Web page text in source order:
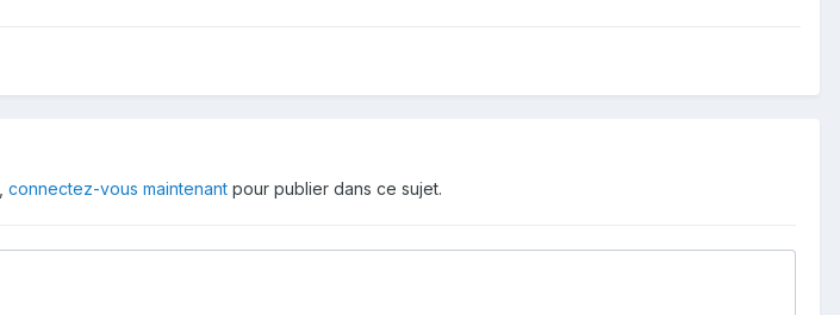
connectez-vous maintenant pour publier dans ce sujet.